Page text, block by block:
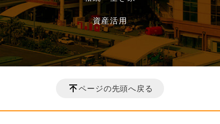
資産活用
ページの先頭へ戻る